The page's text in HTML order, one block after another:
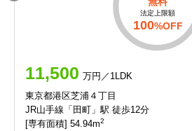
法定上限額
100%OFF
11,500 万円／1LDK
東京都港区芝浦４丁目
JR山手線「田町」駅 徒歩12分
[専有面積] 54.94m2